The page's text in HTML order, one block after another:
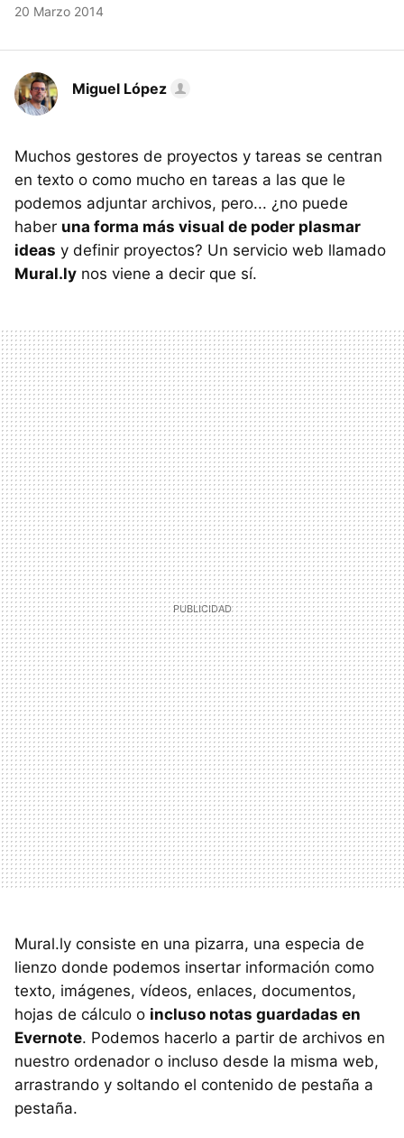
20 Marzo 2014
Miguel López
Muchos gestores de proyectos y tareas se centran
en texto o como mucho en tareas a las que le
podemos adjuntar archivos, pero... ¿no puede
haber una forma más visual de poder plasmar
ideas y definir proyectos? Un servicio web llamado
Mural.ly nos viene a decir que sí.
Mural.ly consiste en una pizarra, una especia de
lienzo donde podemos insertar información como
texto, imágenes, vídeos, enlaces, documentos,
hojas de cálculo o incluso notas guardadas en
Evernote. Podemos hacerlo a partir de archivos en
nuestro ordenador o incluso desde la misma web,
arrastrando y soltando el contenido de pestaña a
pestaña.